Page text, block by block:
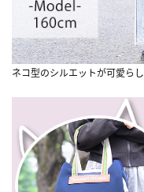
ネコ型のシルエットが可愛ら